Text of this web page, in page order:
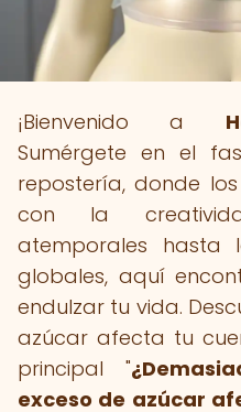
¡Bienvenido a
Sumérgete en el
repostería, donde
con la
atemporales hasta
globales, aquí
endulzar tu vida.
azúcar afecta tu
principal "
exceso de azúcar